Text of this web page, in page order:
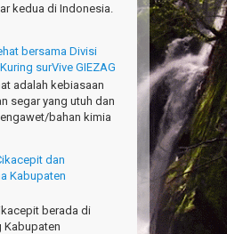
kedua di Indonesia.
bersama Divisi
surVive GIEZAG
adalah kebiasaan
segar yang utuh dan
bahan kimia
dan
Kabupaten
berada di
Kabupaten